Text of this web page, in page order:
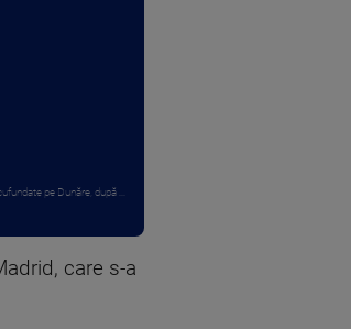
pe Dunăre, după ...
care s-a